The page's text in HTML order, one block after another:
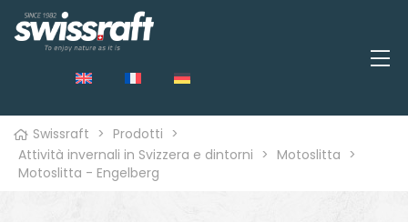
Swissraft > Prodotti >
Attività invernali in Svizzera e dintorni > Motoslitta >
Motoslitta - Engelberg